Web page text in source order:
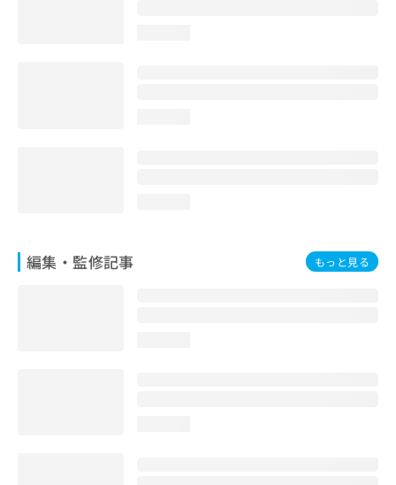
編集・監修記事 もっと見る